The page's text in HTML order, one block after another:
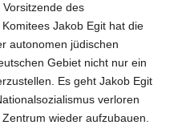
des
Jakob Egit hat die
autonomen jüdischen
Gebiet nicht nur ein
Es geht Jakob Egit
verloren
wieder aufzubauen.